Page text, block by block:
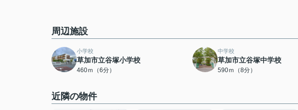
周辺施設
小学校
草加市立谷塚小学校
460ｍ（6分）
中学校
草加市立谷塚中学校
590ｍ（8分）
近隣の物件